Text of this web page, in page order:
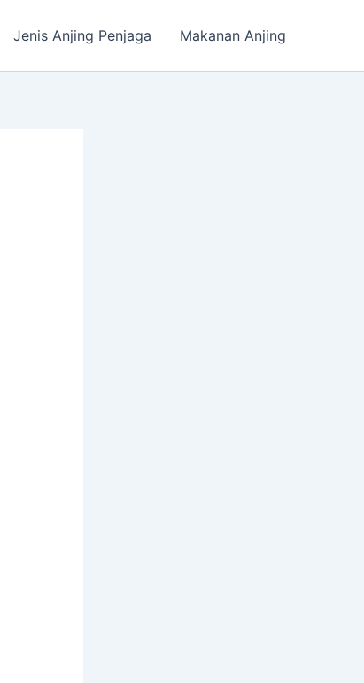
Jenis Anjing Penjaga Makanan Anjing